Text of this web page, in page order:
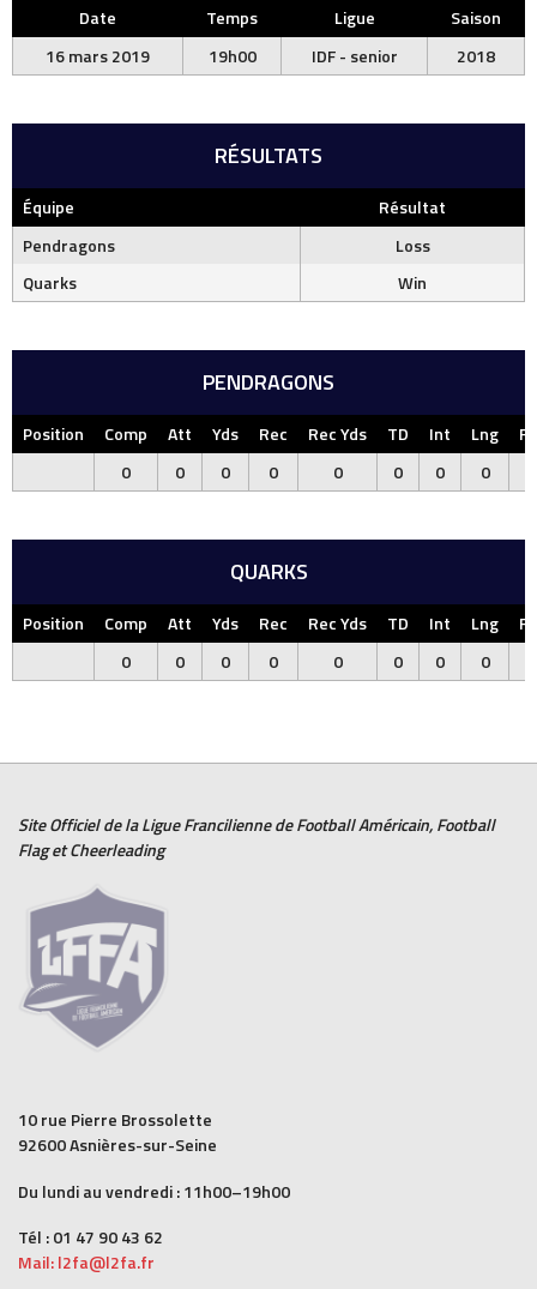
Date Temps Ligue
Saison
16 mars 2019
19h00 IDF - senior 2018
RÉSULTATS
Équipe
Résultat
Pendragons
Loss
Quarks
Win
PENDRAGONS
Position Comp Att Yds Rec Rec Yds TD Int Lng
0
0 0 0 0 0 0 0
QUARKS
Position Comp Att Yds Rec Rec Yds TD Int Lng
0
0 0 0 0 0 0 0
Site Officiel de la Ligue Francilienne deFootball Américain,Football
FlagetCheerleading
10 rue Pierre Brossolette
92600 Asnières-sur-Seine
Du lundi au vendredi : 11h00–19h00
Tél : 01 47 90 43 62
Mail: l2fa@l2fa.fr